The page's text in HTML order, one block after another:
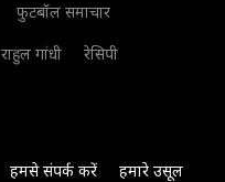
फुटबॉल समाचार
राहुल गांधी
रेसिपी
हमसे संपर्क करें
हमारे उसूल